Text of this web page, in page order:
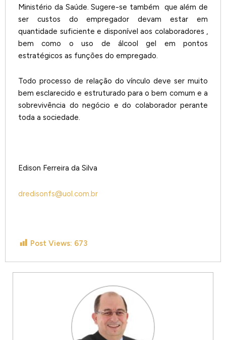
Ministério da Saúde. Sugere-se também que além de
ser custos do empregador devam estar em
quantidade suficiente e disponível aos colaboradores ,
bem como o uso de álcool gel em pontos
estratégicos as funções do empregado.
Todo processo de relação do vínculo deve ser muito
bem esclarecido e estruturado para o bem comum e a
sobrevivência do negócio e do colaborador perante
toda a sociedade.
Edison Ferreira da Silva
dredisonfs@uol.com.br
Post Views: 673